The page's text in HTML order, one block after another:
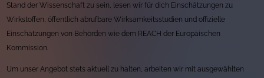
Stand der Wissenschaft zu sein, lesen wir für dich Einschätzungen zu
Wirkstoffen, öffentlich abrufbare Wirksamkeitsstudien und offizielle
Einschätzungen von Behörden wie dem REACH der Europäischen
Kommission.
Um unser Angebot stets aktuell zu halten, arbeiten wir mit ausgewählten